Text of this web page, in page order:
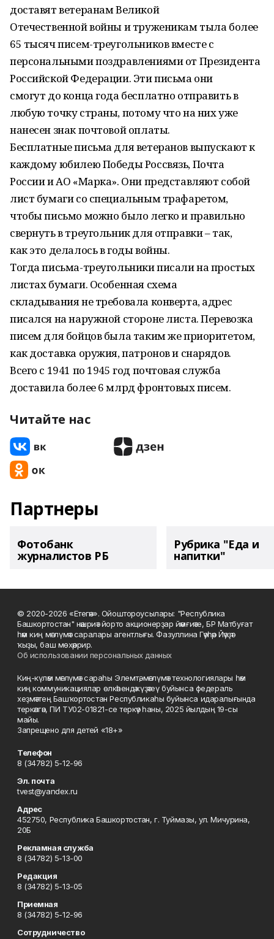
доставят ветеранам Великой
Отечественной войны и труженикам тыла более
65 тысяч писем-треугольников вместе с
персональными поздравлениями от Президента
Российской Федерации. Эти письма они
смогут до конца года бесплатно отправить в
любую точку страны, потому что на них уже
нанесен знак почтовой оплаты.
Бесплатные письма для ветеранов выпускают к
каждому юбилею Победы Россвязь, Почта
России и АО «Марка». Они представляют собой
лист бумаги со специальным трафаретом,
чтобы письмо можно было легко и правильно
свернуть в треугольник для отправки – так,
как это делалось в годы войны.
Тогда письма-треугольники писали на простых
листах бумаги. Особенная схема
складывания не требовала конверта, адрес
писался на наружной стороне листа. Перевозка
писем для бойцов была таким же приоритетом,
как доставка оружия, патронов и снарядов.
Всего с 1941 по 1945 год почтовая служба
доставила более 6 млрд фронтовых писем.
Читайте нас
Партнеры
Фотобанк
журналистов РБ
Рубрика "Еда и
напитки"
© 2020-2026 «Етегән». Ойоштороусылары: "Республика
Башкортостан" нәшриәт йорто акционерҙар йәмғиәте, БР Матбуғат
һәм киң мәғлүмәт саралары агентлығы. Фазуллина Гәүһәр Йәүҙәт
ҡыҙы, баш мөхәррир.
Об использовании персональных данных
Киң-күләм мәғлүмәт сараһы Элемтә, мәғлүмәт технологиялары һәм
киң коммуникациялар өлкәһендә күҙәтеү буйынса федераль
хеҙмәттең Башҡортостан Республикаһы буйынса идаралығында
теркәлгән, ПИ ТУ02-01821-се теркәү һаны, 2025 йылдың 19-сы
майы.
Запрещено для детей «18+»
Телефон
8 (34782) 5-12-96
Эл. почта
tvest@yandex.ru
Адрес
452750, Республика Башкортостан, г. Туймазы, ул. Мичурина,
20Б
Рекламная служба
8 (34782) 5-13-00
Редакция
8 (34782) 5-13-05
Приемная
8 (34782) 5-12-96
Сотрудничество